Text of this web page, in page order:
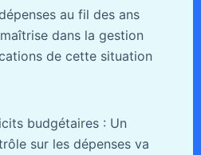
au fil des ans
dans la gestion
de cette situation
budgétaires : Un
sur les dépenses va